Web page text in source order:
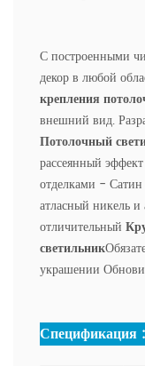
С построенными
декор в любой
крепления
внешний вид.
Потолочный
рассеянный
отделками -
атласный никель и
отличительный
светильник
украшении
Спецификация :